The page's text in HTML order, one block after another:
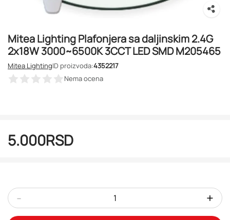
Mitea Lighting Plafonjera sa daljinskim 2.4G
2x18W 3000~6500K 3CCT LED SMD M205465
Mitea LightingID proizvoda:4352217
Nema ocena
5.000RSD
- +